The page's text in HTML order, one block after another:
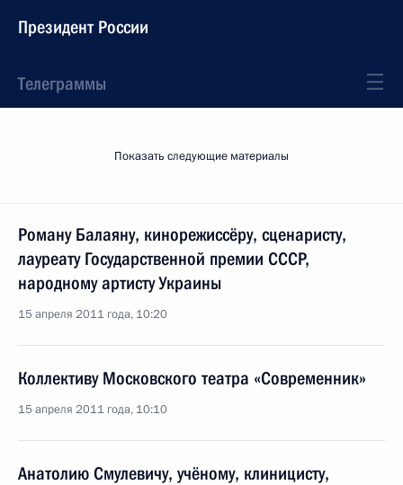
Президент России
Телеграммы
Показать следующие материалы
Роману Балаяну, кинорежиссёру, сценаристу,
лауреату Государственной премии СССР,
народному артисту Украины
15 апреля 2011 года, 10:20
Коллективу Московского театра «Современник»
15 апреля 2011 года, 10:10
Анатолию Смулевичу, учёному, клиницисту,